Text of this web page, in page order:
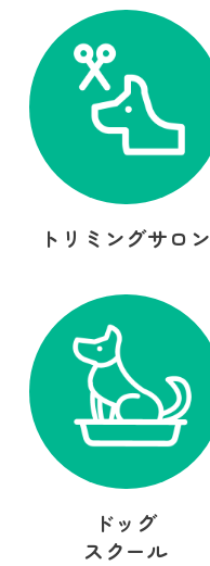
トリミングサロン
ドッグ
スクール